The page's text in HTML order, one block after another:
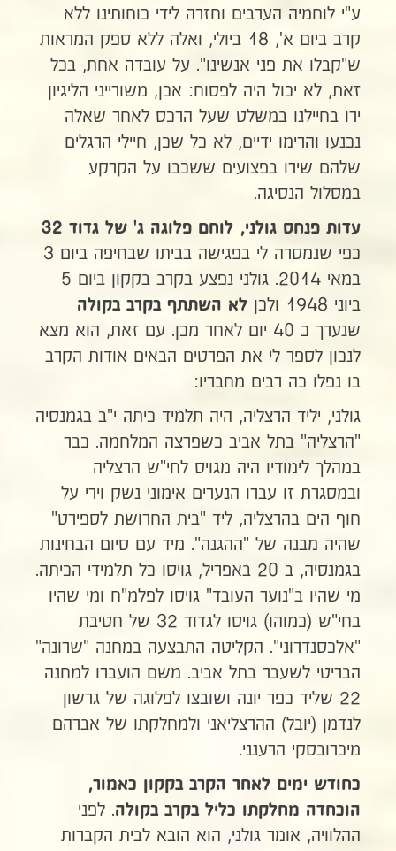
ע"י לוחמיה הערבים וחזרה לידי כוחותינו ללא
קרב ביום א', 18 ביולי, ואלה ללא ספק המראות
ש"קבלו את פני אנשינו". על עובדה אחת, בכל
זאת, לא יכול היה לפסוח: אכן, משורייני הליגיון
ירו בחיילנו במשלט שעל הרכס לאחר שאלה
נכנעו והרימו ידיים, לא כל שכן, חיילי הרגלים
שלהם שירו בפצועים ששכבו על הקרקע
במסלול הנסיגה.
עדות פנחס גולני, לוחם פלוגה ג' של גדוד 32
כפי שנמסרה לי בפגישה בביתו שבחיפה ביום 3
במאי 2014. גולני נפצע בקרב בקקון ביום 5
ביוני 1948 ולכן
לא השתתף בקרב בקולה
שנערך כ 40 יום לאחר מכן. עם זאת, הוא מצא
לנכון לספר לי את הפרטים הבאים אודות הקרב
בו נפלו כה רבים מחבריו:
גולני, יליד הרצליה, היה תלמיד כיתה י"ב בגמנסיה
"הרצליה" בתל אביב כשפרצה המלחמה. כבר
במהלך לימודיו היה מגויס לחי"ש הרצליה
ובמסגרת זו עברו הנערים אימוני נשק וירי על
חוף הים בהרצליה, ליד "בית החרושת לספירט"
שהיה מבנה של "ההגנה". מיד עם סיום הבחינות
בגמנסיה, ב 20 באפריל, גויסו כל תלמידי הכיתה.
מי שהיו ב"נוער העובד" גויסו לפלמ"ח ומי שהיו
בחי"ש (כמוהו) גויסו לגדוד 32 של חטיבת
"אלכסנדרוני". הקליטה התבצעה במחנה "שרונה"
הבריטי לשעבר בתל אביב. משם הועברו למחנה
22 שליד כפר יונה ושובצו לפלוגה של גרשון
לנדמן (יובל) ההרצליאני ולמחלקתו של אברהם
מיכרובסקי הרענני.
כחודש ימים לאחר הקרב בקקון כאמור,
הוכחדה מחלקתו כליל בקרב בקולה. לפני
ההלוויה, אומר גולני, הוא הובא לבית הקברות